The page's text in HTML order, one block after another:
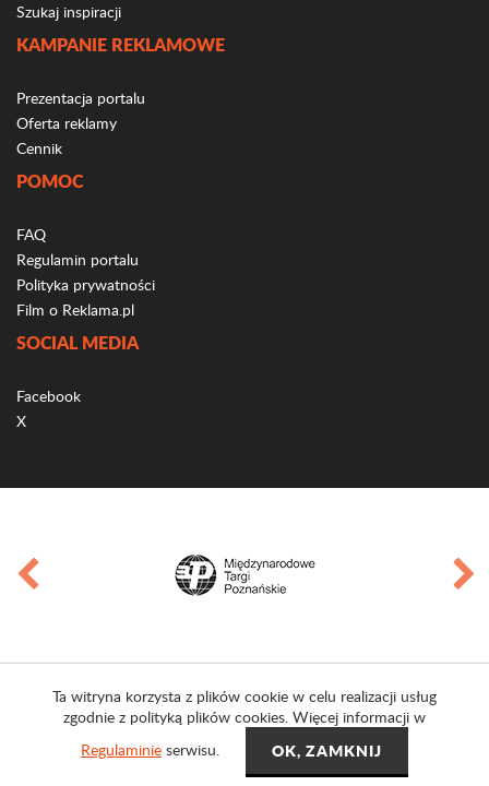
Szukaj inspiracji
KAMPANIE REKLAMOWE
Prezentacja portalu
Oferta reklamy
Cennik
POMOC
FAQ
Regulamin portalu
Polityka prywatności
Film o Reklama.pl
SOCIAL MEDIA
Facebook
X
Ta witryna korzysta z plików cookie w celu realizacji usług
zgodnie z polityką plików cookies. Więcej informacji w
Regulaminie serwisu.